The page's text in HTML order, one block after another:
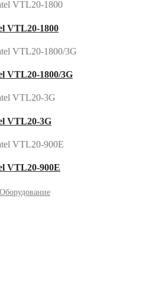
VTL20-1800
VTL20-1800/3G
VTL20-3G
VTL20-900E